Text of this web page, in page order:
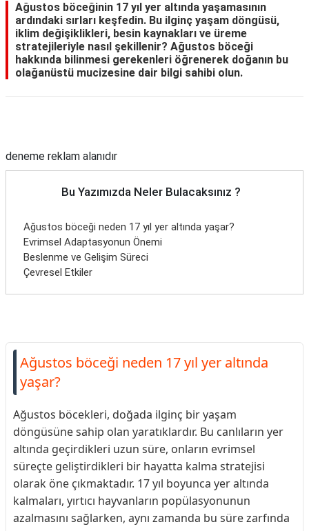
Ağustos böceğinin 17 yıl yer altında yaşamasının
ardındaki sırları keşfedin. Bu ilginç yaşam döngüsü,
iklim değişiklikleri, besin kaynakları ve üreme
stratejileriyle nasıl şekillenir? Ağustos böceği
hakkında bilinmesi gerekenleri öğrenerek doğanın bu
olağanüstü mucizesine dair bilgi sahibi olun.
deneme reklam alanıdır
Bu Yazımızda Neler Bulacaksınız ?
Ağustos böceği neden 17 yıl yer altında yaşar?
Evrimsel Adaptasyonun Önemi
Beslenme ve Gelişim Süreci
Çevresel Etkiler
Ağustos böceği neden 17 yıl yer altında
yaşar?
Ağustos böcekleri, doğada ilginç bir yaşam
döngüsüne sahip olan yaratıklardır. Bu canlıların yer
altında geçirdikleri uzun süre, onların evrimsel
süreçte geliştirdikleri bir hayatta kalma stratejisi
olarak öne çıkmaktadır. 17 yıl boyunca yer altında
kalmaları, yırtıcı hayvanların popülasyonunun
azalmasını sağlarken, aynı zamanda bu süre zarfında